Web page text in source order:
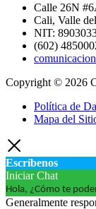
Calle 26N
Cali, Valle
NIT:
(602)
Copyright © 2026
Política de
Mapa del
Escríbenos
Iniciar Chat
Hola, ¿Cómo te
Generalmente